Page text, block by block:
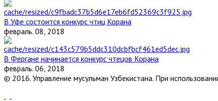
В Уфе состоится конкурс чтиц Корана
февраль. 08, 2018
В Фергане начинается конкурс чтецов Корана
февраль. 06, 2018
© 2016. Управление мусульман Узбекистана. При